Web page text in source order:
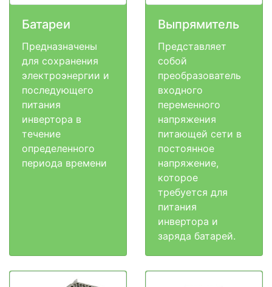
Батареи
Предназначены
для сохранения
электроэнергии и
последующего
питания
инвертора в
течение
определенного
периода времени
Выпрямитель
Представляет
собой
преобразователь
входного
переменного
напряжения
питающей сети в
постоянное
напряжение,
которое
требуется для
питания
инвертора и
заряда батарей.